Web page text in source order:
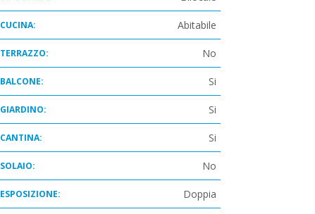
CUCINA: Abitabile
TERRAZZO: No
BALCONE: Si
GIARDINO: Si
CANTINA: Si
SOLAIO: No
ESPOSIZIONE: Doppia